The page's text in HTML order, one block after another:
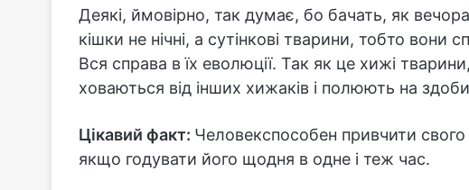
Деякі, ймовірно, так думає, бо бачать, як
кішки не нічні, а сутінкові тварини, тобто вони
Вся справа в їх еволюції. Так як це хижі
ховаються від інших хижаків і полюють на
Цікавий факт: Человекспособен привчити
якщо годувати його щодня в одне і теж час.